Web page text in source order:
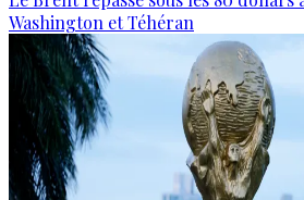
Washington et Téhéran